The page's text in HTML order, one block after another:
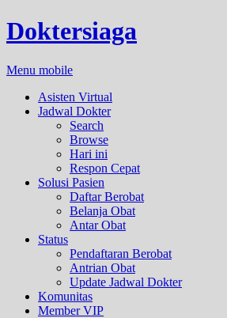
Doktersiaga
Menu mobile
Asisten Virtual
Jadwal Dokter
Search
Browse
Hari ini
Respon Cepat
Solusi Pasien
Daftar Berobat
Belanja Obat
Antar Obat
Status
Pendaftaran Berobat
Antrian Obat
Update Jadwal Dokter
Komunitas
Member VIP